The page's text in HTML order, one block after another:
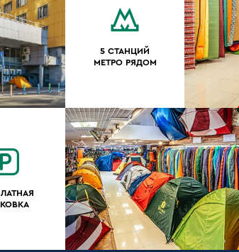
5 СТАНЦИЙ
МЕТРО РЯДОМ